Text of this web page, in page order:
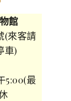
館
(來客請
車)
5:00(最